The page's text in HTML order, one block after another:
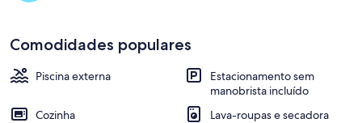
Comodidades populares
Piscina externa
Estacionamento sem
manobrista incluído
Cozinha
Lava-roupas e secadora